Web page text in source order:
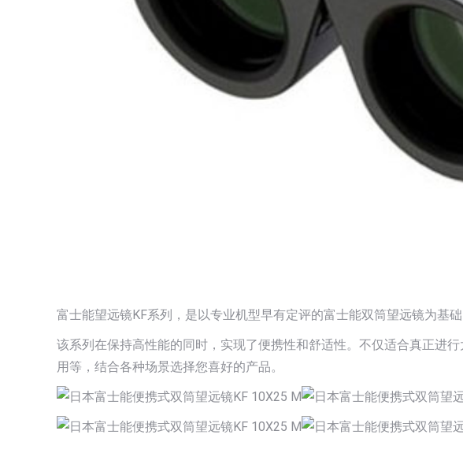
富士能望远镜KF系列，是以专业机型早有定评的富士能双筒望远镜为基
该系列在保持高性能的同时，实现了便携性和舒适性。不仅适合真正进
用等，结合各种场景选择您喜好的产品。